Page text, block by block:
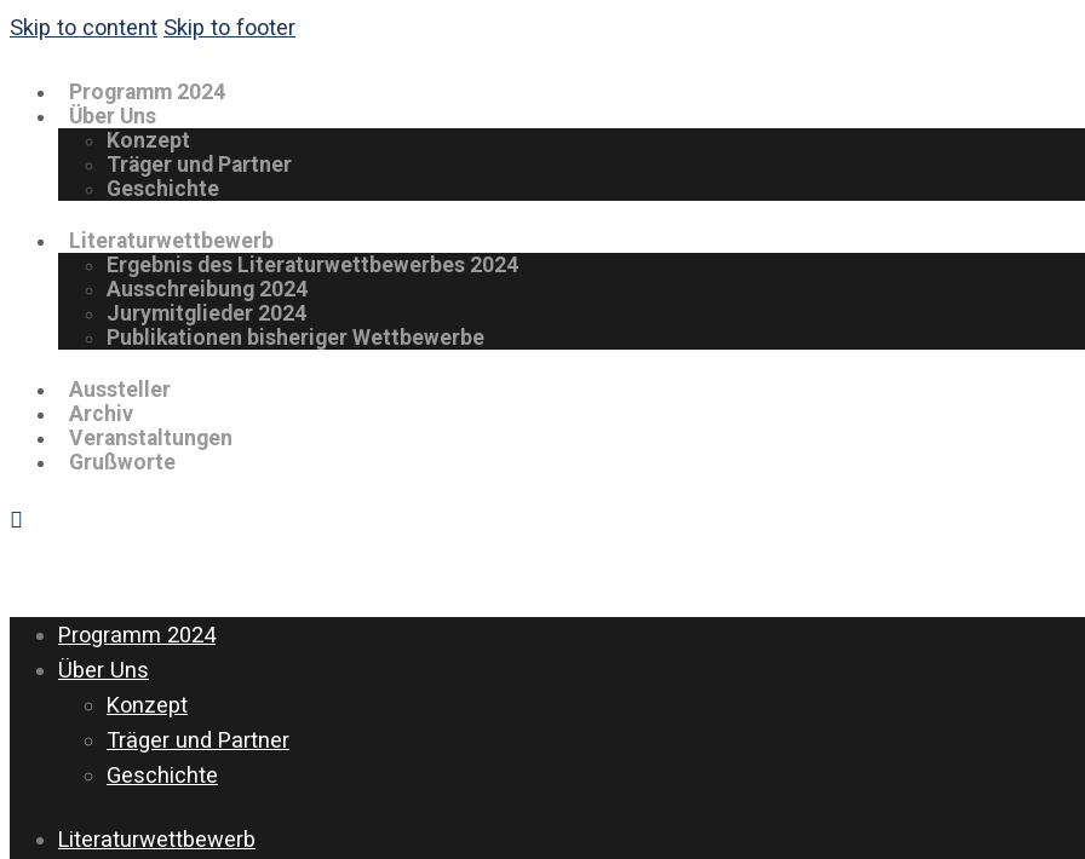
Skip to content Skip to footer
Programm 2024
Über Uns
Konzept
Träger und Partner
Geschichte
Literaturwettbewerb
Ergebnis des Literaturwettbewerbes 2024
Ausschreibung 2024
Jurymitglieder 2024
Publikationen bisheriger Wettbewerbe
Aussteller
Archiv
Veranstaltungen
Grußworte
Programm 2024
Über Uns
Konzept
Träger und Partner
Geschichte
Literaturwettbewerb